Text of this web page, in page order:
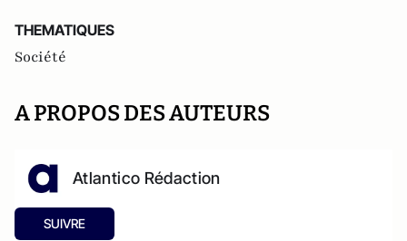
THEMATIQUES
Société
A PROPOS DES AUTEURS
Atlantico Rédaction
SUIVRE